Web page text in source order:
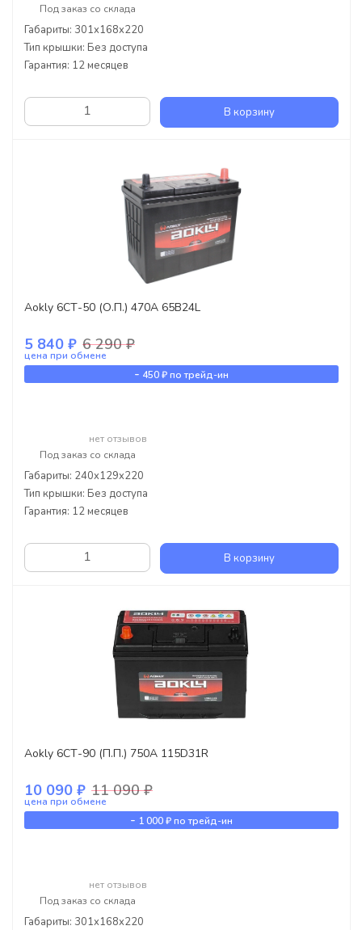
Под заказ со склада
Габариты: 301x168x220
Тип крышки: Без доступа
Гарантия: 12 месяцев
В корзину
Aokly 6СТ-50 (О.П.) 470А 65B24L
5 840 ₽ 6 290 ₽
цена при обмене
- 450 ₽по трейд-ин
нет отзывов
Под заказ со склада
Габариты: 240x129x220
Тип крышки: Без доступа
Гарантия: 12 месяцев
В корзину
Aokly 6СТ-90 (П.П.) 750А 115D31R
10 090 ₽ 11 090 ₽
цена при обмене
- 1 000 ₽по трейд-ин
нет отзывов
Под заказ со склада
Габариты: 301x168x220